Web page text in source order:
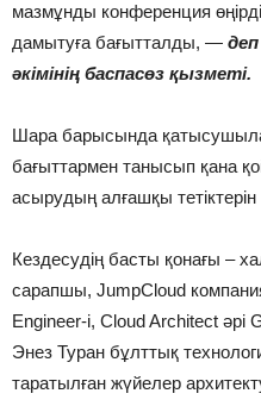
мазмұнды конференция
дамытуға бағытталды, —
әкімінің баспасөз қызметі.
Шара барысында
бағыттармен танысып қана
асырудың алғашқы
Кездесудің басты қонағы –
сарапшы, JumpCloud
Engineer-і, Cloud Architect
Энез Туран бұлттық
таратылған жүйелер